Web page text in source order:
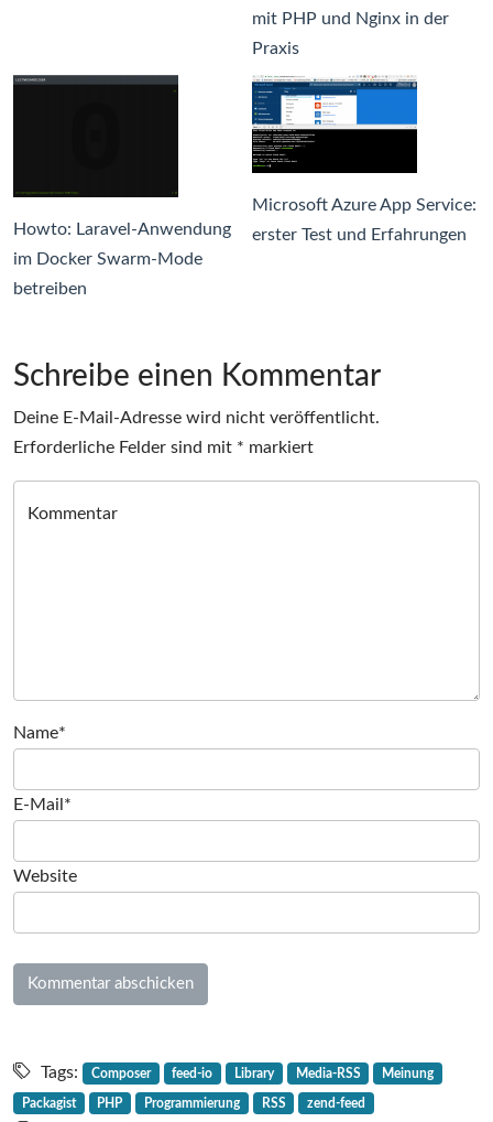
mit PHP und Nginx in der
Praxis
Howto: Laravel-Anwendung
im Docker Swarm-Mode
betreiben
Microsoft Azure App Service:
erster Test und Erfahrungen
Schreibe einen Kommentar
Deine E-Mail-Adresse wird nicht veröffentlicht.
Erforderliche Felder sind mit * markiert
Kommentar
Name*
E-Mail*
Website
Tags: Composer feed-io Library Media-RSS Meinung
Packagist PHP Programmierung RSS zend-feed